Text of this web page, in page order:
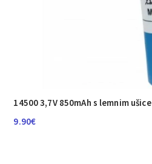
14500 3,7V 850mAh s lemnim ušice
9.90€